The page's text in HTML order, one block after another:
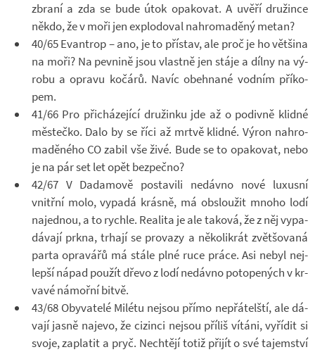
zbraní a zda se bude útok opa­ko­vat. A uvěří dru­žince
někdo, že v moři jen ex­plo­do­val na­hro­ma­děný metan?
40/65 Evan­trop – ano, je to pří­stav, ale proč je ho vět­šina
na moři? Na pev­nině jsou vlastně jen stáje a dílny na vý­
robu a opravu ko­čárů. Navíc obehnané vod­ním pří­ko­
pem.
41/66 Pro při­chá­ze­jící dru­žinku jde až o po­divně klidné
měs­tečko. Dalo by se říci až mrtvě klidné. Výron na­hro­
ma­dě­ného CO zabil vše živé. Bude se to opa­ko­vat, nebo
je na pár set let opět bez­pečno?
42/67 V Da­da­mově po­sta­vili ne­dávno nové lu­xusní
vnitřní molo, vy­padá krásně, má ob­slou­žit mnoho lodí
na­jed­nou, a to rychle. Re­a­lita je ale ta­ková, že z něj vy­pa­
dá­vají prkna, tr­hají se pro­vazy a ně­ko­li­krát zvět­šo­vaná
parta opra­vářů má stále plné ruce práce. Asi nebyl nej­
lepší nápad po­u­žít dřevo z lodí ne­dávno po­to­pe­ných v kr­
vavé ná­mořní bitvě.
43/68 Oby­va­telé Mi­létu nejsou přímo ne­přá­tel­ští, ale dá­
vají jasně na­jevo, že ci­zinci nejsou pří­liš ví­táni, vy­ří­dit si
svoje, za­pla­tit a pryč. Ne­chtějí totiž při­jít o své ta­jem­ství